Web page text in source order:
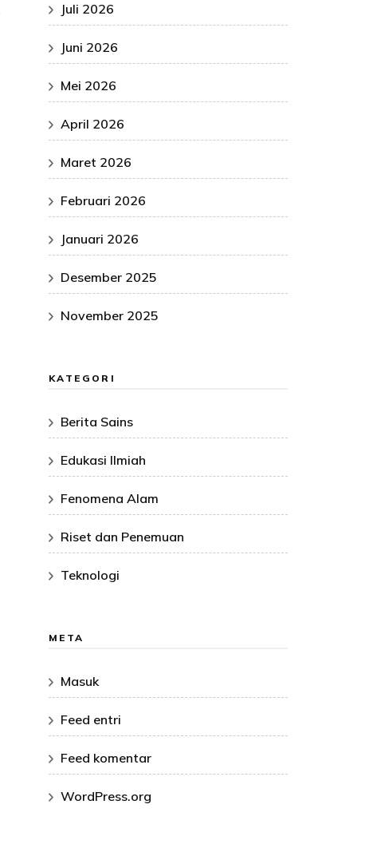
Juli 2026
Juni 2026
Mei 2026
April 2026
Maret 2026
Februari 2026
Januari 2026
Desember 2025
November 2025
KATEGORI
Berita Sains
Edukasi Ilmiah
Fenomena Alam
Riset dan Penemuan
Teknologi
META
Masuk
Feed entri
Feed komentar
WordPress.org